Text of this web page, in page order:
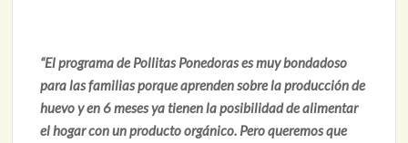
“El programa de Pollitas Ponedoras es muy bondadoso
para las familias porque aprenden sobre la producción de
huevo y en 6 meses ya tienen la posibilidad de alimentar
el hogar con un producto orgánico. Pero queremos que